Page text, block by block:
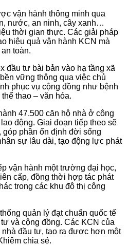
vận hành thông minh qua
nước, an ninh, cây xanh…
thời gian thực. Các giải pháp
hiệu quả vận hành KCN mà
toàn.
đầu tư bài bản vào hạ tầng xã
vững thông qua việc chủ
phục vụ cộng đồng như bệnh
thao – văn hóa.
47.500 căn hộ nhà ở công
động. Giai đoạn tiếp theo sẽ
phần ổn định đời sống
sự lâu dài, tạo động lực phát
vận hành một trường đại học,
cấp, đồng thời hợp tác phát
trong các khu đô thị công
quản lý đạt chuẩn quốc tế
và cộng đồng. Các KCN của
nhà đầu tư, tạo ra được hơn một
chia sẻ.